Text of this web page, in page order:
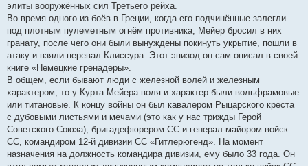
элиты вооружённых сил Третьего рейха.
Во время одного из боёв в Греции, когда его подчинённые залегли
под плотным пулеметным огнём противника, Мейер бросил в них
гранату, после чего они были вынуждены покинуть укрытие, пошли в
атаку и взяли перевал Клиссура. Этот эпизод он сам описал в своей
книге «Немецкие гренадеры».
В общем, если бывают люди с железной волей и железным
характером, то у Курта Мейера воля и характер были вольфрамовые
или титановые. К концу войны он был кавалером Рыцарского креста
с дубовыми листьями и мечами (это как у нас трижды Герой
Советского Союза), бригадефюрером СС и генерал-майором войск
СС, командиром 12-й дивизии СС «Гитлерюгенд». На момент
назначения на должность командира дивизии, ему было 33 года. Он